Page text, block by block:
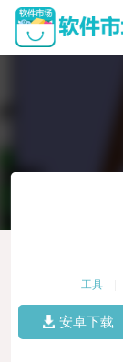
工具
安卓下载